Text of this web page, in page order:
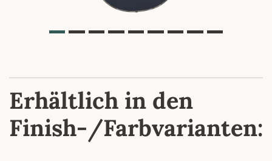
Erhältlich in den
Finish-/Farbvarianten: